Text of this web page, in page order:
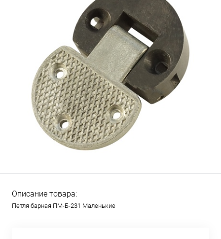
Описание товара:
Петля барная ПМ-Б-231 Маленькие